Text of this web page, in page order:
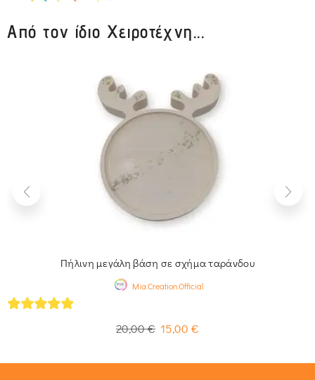
Από τον ίδιο Χειροτέχνη...
Πήλινη μεγάλη βάση σε σχήμα ταράνδου
Mia.Creation.Official
20,00€ 15,00 €